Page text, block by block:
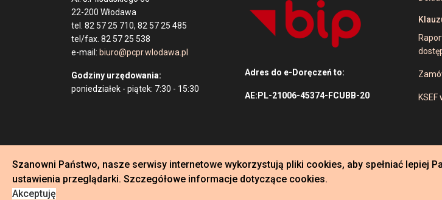
22-200 Włodawa
tel. 82 57 25 710, 82 57 25 485
tel/fax. 82 57 25 538
e-mail: biuro@pcpr.wlodawa.pl
Godziny urzędowania:
poniedziałek - piątek: 7:30 - 15:30
Adres do e-Doręczeń to:
AE:PL-21006-45374-FCUBB-20 KSEF
Szanowni Państwo, nasze serwisy internetowe wykorzystują pliki cookies, aby spełniać lepiej
ustawienia przeglądarki. Szczegółowe informacje dotyczące cookies.
Akceptuję